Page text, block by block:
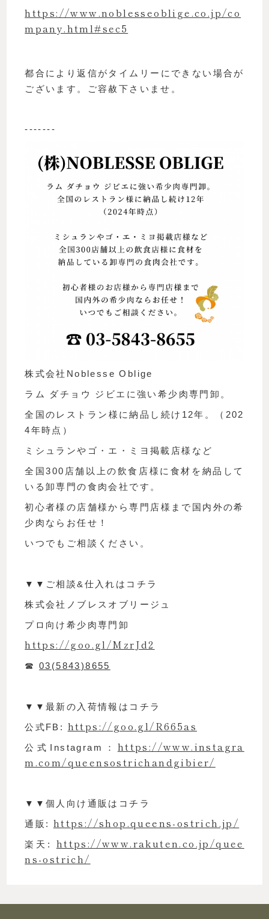
https://www.noblesseoblige.co.jp/co
mpany.html#sec5
都合により返信がタイムリーにできない場合が
ございます。ご容赦下さいませ。
-------
株式会社Noblesse Oblige
ラム ダチョウ ジビエに強い希少肉専門卸。
全国のレストラン様に納品し続け12年。（202
4年時点）
ミシュランやゴ・エ・ミヨ掲載店様など
全国300店舗以上の飲食店様に食材を納品して
いる卸専門の食肉会社です。
初心者様の店舗様から専門店様まで国内外の希
少肉ならお任せ！
いつでもご相談ください。
▼▼ご相談&仕入れはコチラ
株式会社ノブレスオブリージュ
プロ向け希少肉専門卸
https://goo.gl/MzrJd2
☎︎03(5843)8655
▼▼最新の入荷情報はコチラ
公式FB: https://goo.gl/R665as
公式Instagram： https://www.instagra
m.com/queensostrichandgibier/
▼▼個人向け通販はコチラ
通販: https://shop.queens-ostrich.jp/
楽天:
https://www.rakuten.co.jp/quee
ns-ostrich/